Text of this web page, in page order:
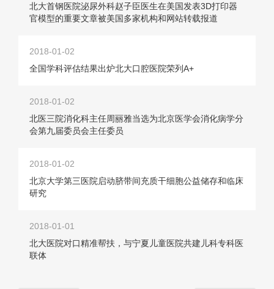
北大首钢医院泌尿外科赵子臣医生在美国发表3D打印器
官模型的重要文章被美国多家机构和网站转载报道
2018-01-02
全国学科评估结果出炉北大口腔医院荣列A+
2018-01-02
北医三院消化科主任周丽雅当选为北京医学会消化病学分
会第九届委员会主任委员
2018-01-02
北京大学第三医院启动脐带间充质干细胞公益储存和临床
研究
2018-01-01
北大医院对口精准帮扶，与宁夏儿童医院共建儿科专科医
联体